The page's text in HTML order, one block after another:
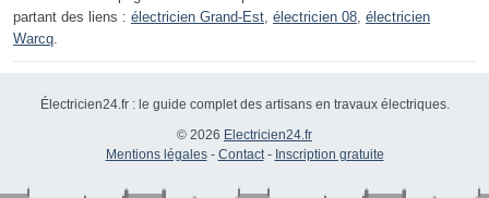
partant des liens : électricien Grand-Est, électricien 08, électricien
Warcq.
Électricien24.fr : le guide complet des artisans en travaux électriques.
© 2026 Electricien24.fr
Mentions légales- Contact- Inscription gratuite